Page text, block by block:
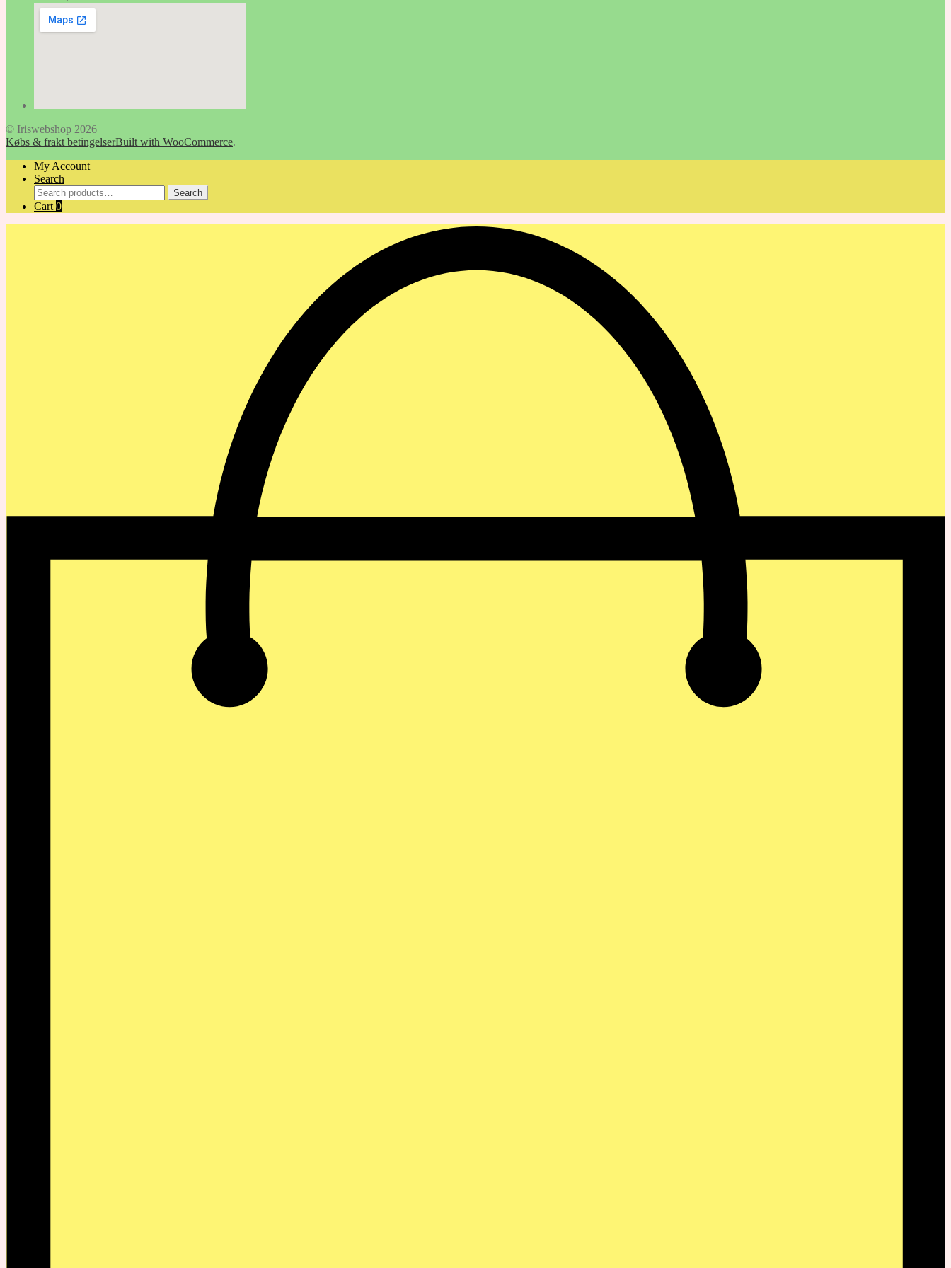
© Iriswebshop 2026
Købs & frakt betingelserBuilt with WooCommerce.
My Account
Search
Search
for:
Search
Cart 0